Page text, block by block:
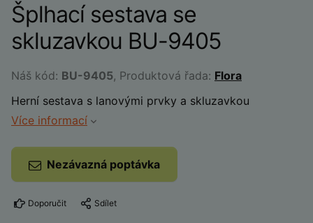
Šplhací sestava se
skluzavkou BU-9405
Náš kód: BU-9405, Produktová řada: Flora
Herní sestava s lanovými prvky a skluzavkou
Více informací
Nezávazná poptávka
Doporučit Sdílet